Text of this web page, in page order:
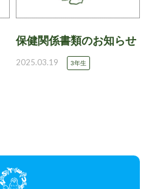
保健関係書類のお知らせ
2025.03.19 3年生